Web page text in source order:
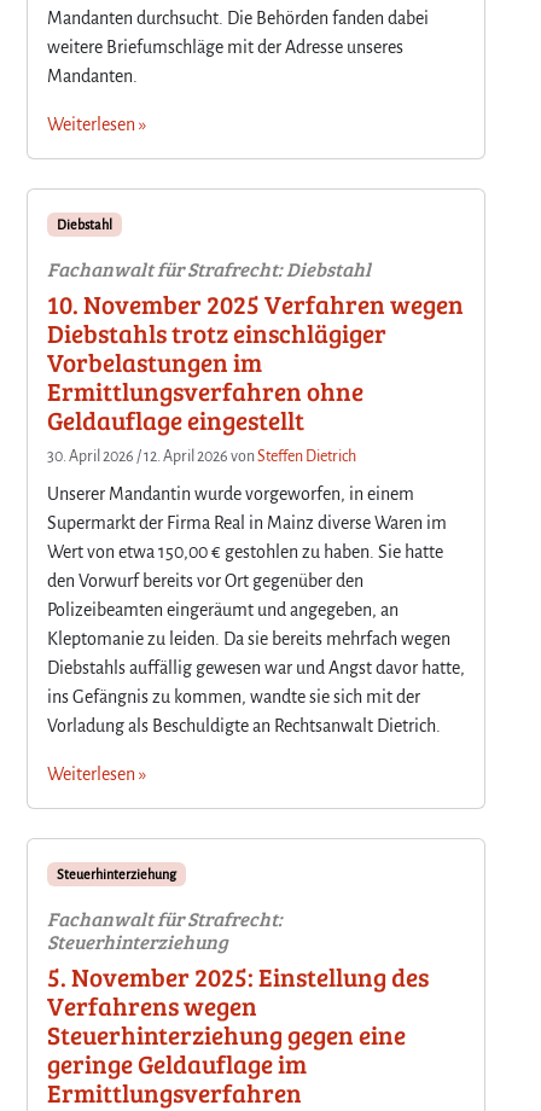
Mandanten durchsucht. Die Behörden fanden dabei
weitere Briefumschläge mit der Adresse unseres
Mandanten.
Weiterlesen »
Diebstahl
Fachanwalt für Strafrecht: Diebstahl
10. November 2025 Verfahren wegen
Diebstahls trotz einschlägiger
Vorbelastungen im
Ermittlungsverfahren ohne
Geldauflage eingestellt
30. April 2026 /12. April 2026 vonSteffen Dietrich
Unserer Mandantin wurde vorgeworfen, in einem
Supermarkt der Firma Real in Mainz diverse Waren im
Wert von etwa 150,00 € gestohlen zu haben. Sie hatte
den Vorwurf bereits vor Ort gegenüber den
Polizeibeamten eingeräumt und angegeben, an
Kleptomanie zu leiden. Da sie bereits mehrfach wegen
Diebstahls auffällig gewesen war und Angst davor hatte,
ins Gefängnis zu kommen, wandte sie sich mit der
Vorladung als Beschuldigte an Rechtsanwalt Dietrich.
Weiterlesen »
Steuerhinterziehung
Fachanwalt für Strafrecht:
Steuerhinterziehung
5. November 2025: Einstellung des
Verfahrens wegen
Steuerhinterziehung gegen eine
geringe Geldauflage im
Ermittlungsverfahren